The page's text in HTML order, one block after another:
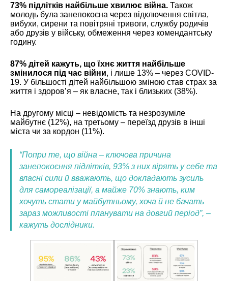
73% підлітків найбільше хвилює війна. Також
молодь була занепокоєна через відключення світла,
вибухи, сирени та повітряні тривоги, службу родичів
або друзів у війську, обмеження через комендантську
годину.
87% дітей кажуть, що їхнє життя найбільше
змінилося під час війни, і лише 13% – через COVID-
19. У більшості дітей найбільшою зміною став страх за
життя і здоров’я – як власне, так і близьких (38%).
На другому місці – невідомість та незрозуміле
майбутнє (12%), на третьому – переїзд друзів в інші
міста чи за кордон (11%).
“Попри те, що війна – ключова причина
занепокоєння підлітків, 93% з них вірять у себе та
власні сили й вважають, що докладають зусиль
для самореалізації, а майже 70% знають, ким
хочуть стати у майбутньому, хоча й не бачать
зараз можливості планувати на довгий період”, –
кажуть дослідники.